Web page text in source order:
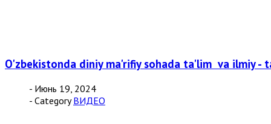
O'zbekistonda diniy ma'rifiy sohada ta'lim va ilmiy
- Июнь 19, 2024
- Category ВИДЕО